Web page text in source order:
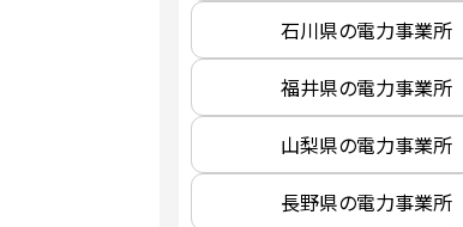
石川県の電力事業所
福井県の電力事業所
山梨県の電力事業所
長野県の電力事業所